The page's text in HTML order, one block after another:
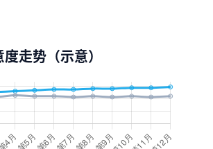
走势（示意）